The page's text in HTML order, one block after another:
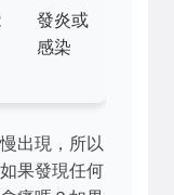
發炎或
感染
出現，所以
果發現任何